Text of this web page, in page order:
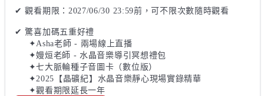
✔ 觀看期限：2027/06/30 23:59前，可不限次數隨時觀看
✔ 驚喜加碼五重好禮
     ✦觀看期限延長一年